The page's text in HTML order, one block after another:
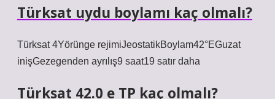
Türksat uydu boylamı kaç olmalı?
Türksat 4Yörünge rejimiJeostatikBoylam42°EGuzat
inişGezegenden ayrılış9 saat19 satır daha
Türksat 42.0 e TP kaç olmalı?